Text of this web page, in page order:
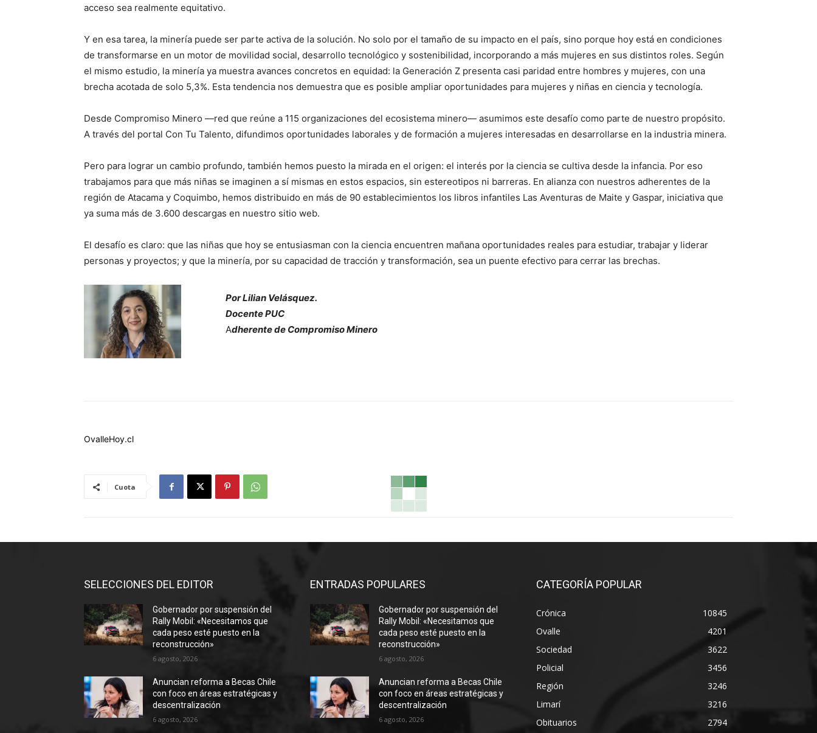
acceso sea realmente equitativo.
Y en esa tarea, la minería puede ser parte activa de la solución. No solo por el tamaño de su impacto en el país, sino porque hoy está en condiciones
de transformarse en un motor de movilidad social, desarrollo tecnológico y sostenibilidad, incorporando a más mujeres en sus distintos roles. Según
el mismo estudio, la minería ya muestra avances concretos en equidad: la Generación Z presenta casi paridad entre hombres y mujeres, con una
brecha acotada de solo 5,3%. Esta tendencia nos demuestra que es posible ampliar oportunidades para mujeres y niñas en ciencia y tecnología.
Desde Compromiso Minero —red que reúne a 115 organizaciones del ecosistema minero— asumimos este desafío como parte de nuestro propósito.
A través del portal Con Tu Talento, difundimos oportunidades laborales y de formación a mujeres interesadas en desarrollarse en la industria minera.
Pero para lograr un cambio profundo, también hemos puesto la mirada en el origen: el interés por la ciencia se cultiva desde la infancia. Por eso
trabajamos para que más niñas se imaginen a sí mismas en estos espacios, sin estereotipos ni barreras. En alianza con nuestros adherentes de la
región de Atacama y Coquimbo, hemos distribuido en más de 90 establecimientos los libros infantiles Las Aventuras de Maite y Gaspar, iniciativa que
ya suma más de 3.600 descargas en nuestro sitio web.
El desafío es claro: que las niñas que hoy se entusiasman con la ciencia encuentren mañana oportunidades reales para estudiar, trabajar y liderar
personas y proyectos; y que la minería, por su capacidad de tracción y transformación, sea un puente efectivo para cerrar las brechas.
Por Lilian Velásquez.
Docente PUC
Adherente de Compromiso Minero
OvalleHoy.cl
Cuota
SELECCIONES DEL EDITOR
Gobernador por suspensión del
Rally Mobil: «Necesitamos que
cada peso esté puesto en la
reconstrucción»
6 agosto, 2026
Anuncian reforma a Becas Chile
con foco en áreas estratégicas y
descentralización
6 agosto, 2026
ENTRADAS POPULARES
Gobernador por suspensión del
Rally Mobil: «Necesitamos que
cada peso esté puesto en la
reconstrucción»
6 agosto, 2026
Anuncian reforma a Becas Chile
con foco en áreas estratégicas y
descentralización
6 agosto, 2026
CATEGORÍA POPULAR
Crónica
10845
Ovalle
4201
Sociedad
3622
Policial
3456
Región
3246
Limarí
3216
Obituarios
2794